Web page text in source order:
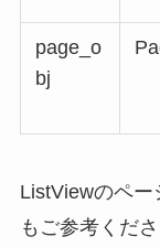
page_o
bj
ListViewのペ
もご参考くださ